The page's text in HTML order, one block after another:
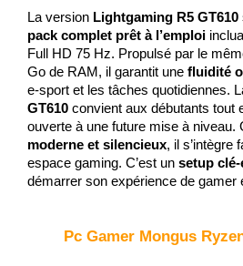
La version Lightgaming R5 GT610
pack complet prêt à l’emploi
Full HD 75 Hz. Propulsé par le
Go de RAM, il garantit une fluidité
e-sport et les tâches quotidiennes.
GT610 convient aux débutants tout
ouverte à une future mise à niveau.
moderne et silencieux, il s’intègre
espace gaming. C’est un setup
démarrer son expérience de gamer
Pc Gamer Mongus